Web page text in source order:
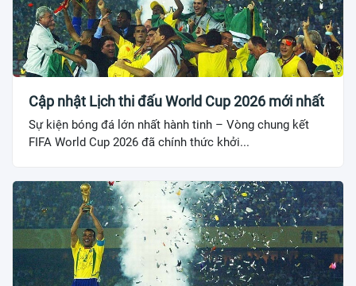
Cập nhật Lịch thi đấu World Cup 2026 mới nhất
Sự kiện bóng đá lớn nhất hành tinh – Vòng chung kết
FIFA World Cup 2026 đã chính thức khởi...